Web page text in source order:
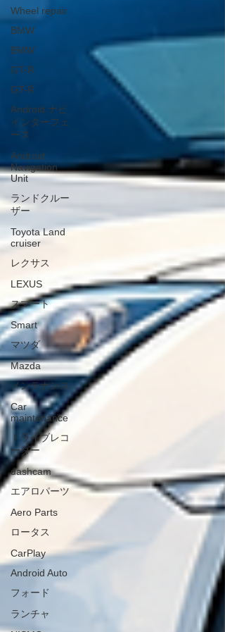
Wheel repair
BMW
BMW
GT-R
GT-R
Android ナビ
インターフェ
ース
Android
Navigation
Unit
ランドクルー
ザー
Toyota Land
cruiser
レクサス
LEXUS
スマート
Smart
マツダ
Mazda
メンテナンス
Car
maintenance
ドライブレコ
ーダー
dashcam
エアロパーツ
Aero Parts
ロータス
CarPlay
Android Auto
フォード
ランチャ